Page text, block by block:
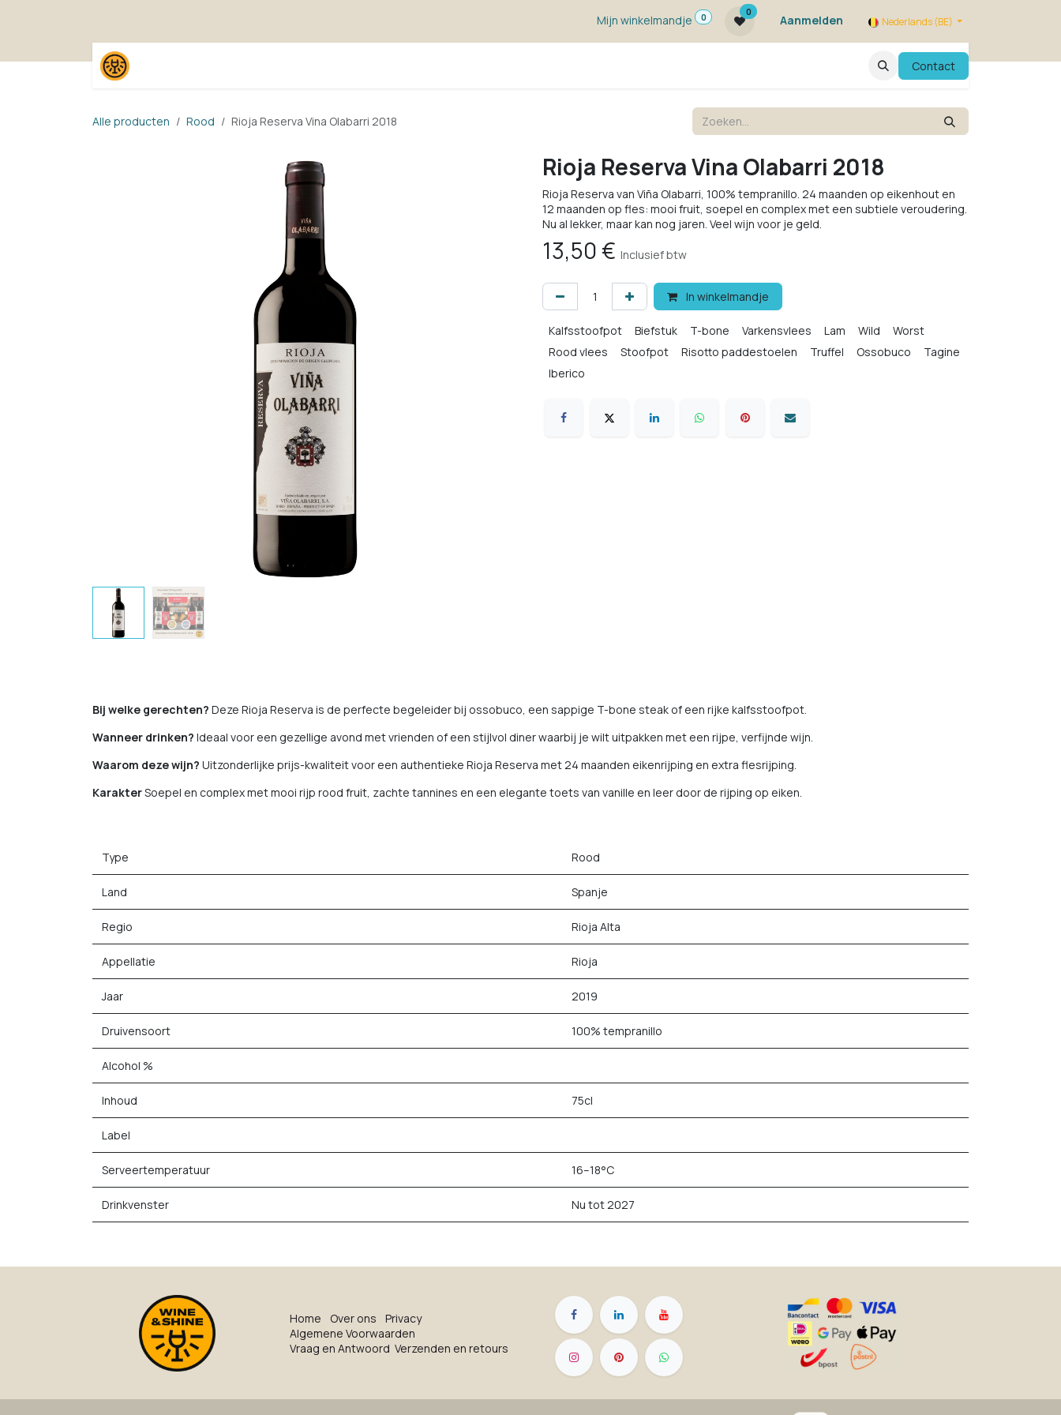
Mijn winkelmandje
0
0
Aanmelden Nederlands (BE)
EvenementenContact
Alle producten Rood Rioja Reserva Vina Olabarri 2018
Rioja Reserva Vina Olabarri 2018
Rioja Reserva van Viña Olabarri, 100% tempranillo. 24 maanden op eikenhout en
12 maanden op fles: mooi fruit, soepel en complex met een subtiele veroudering.
Nu al lekker, maar kan nog jaren. Veel wijn voor je geld.
13,50 € Inclusief btw
In winkelmandje
Kalfsstoofpot Biefstuk T-bone Varkensvlees Lam Wild
Worst
Rood vlees
Stoofpot Risotto paddestoelen Truffel Ossobuco
Tagine
Iberico
Bij welke gerechten? Deze Rioja Reserva is de perfecte begeleider bij ossobuco, een sappige T-bone steak of een rijke kalfsstoofpot.
Wanneer drinken? Ideaal voor een gezellige avond met vrienden of een stijlvol diner waarbij je wilt uitpakken met een rijpe, verfijnde wijn.
Waarom deze wijn? Uitzonderlijke prijs-kwaliteit voor een authentieke Rioja Reserva met 24 maanden eikenrijping en extra flesrijping.
KarakterSoepel en complex met mooi rijp rood fruit, zachte tannines en een elegante toets van vanille en leer door de rijping op eiken.
Type Rood
Land Spanje
Regio Rioja Alta
Appellatie Rioja
Jaar 2019
Druivensoort 100% tempranillo
Alcohol %
Inhoud 75cl
Label
Serveertemperatuur 16–18°C
Drinkvenster Nu tot 2027
Ho​me O​ve​r on​s
Privacy
Algemene Voorwaarden
Vraag en Antwoord Verzenden en retours